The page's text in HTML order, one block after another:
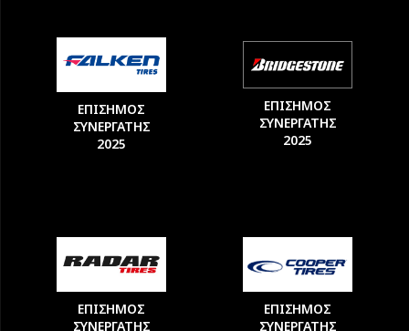
ΕΠΙΣΗΜΟΣ
ΣΥΝΕΡΓΑΤΗΣ
2025
ΕΠΙΣΗΜΟΣ
ΣΥΝΕΡΓΑΤΗΣ
2025
ΕΠΙΣΗΜΟΣ
ΣΥΝΕΡΓΑΤΗΣ
ΕΠΙΣΗΜΟΣ
ΣΥΝΕΡΓΑΤΗΣ